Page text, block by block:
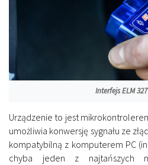
Interfejs ELM
Urządzenie to jest
umożliwia konwersję sygnału ze
kompatybilną z komputerem PC
chyba jeden z najtańszych